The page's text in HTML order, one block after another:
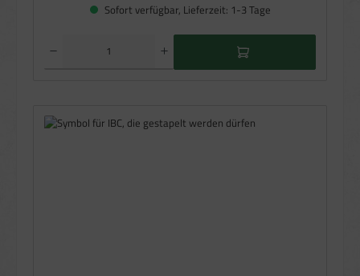
Sofort verfügbar, Lieferzeit: 1-3 Tage
Produkt Anzahl: Gib den gewünschten Wert ein oder benutze die Schaltflächen um die Anzahl zu